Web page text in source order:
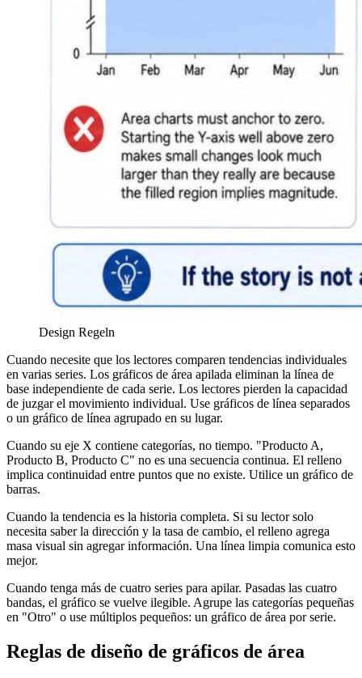
Design Regeln
Cuando necesite que los lectores comparen tendencias individuales
en varias series. Los gráficos de área apilada eliminan la línea de
base independiente de cada serie. Los lectores pierden la capacidad
de juzgar el movimiento individual. Use gráficos de línea separados
o un gráfico de línea agrupado en su lugar.
Cuando su eje X contiene categorías, no tiempo. "Producto A,
Producto B, Producto C" no es una secuencia continua. El relleno
implica continuidad entre puntos que no existe. Utilice un gráfico de
barras.
Cuando la tendencia es la historia completa. Si su lector solo
necesita saber la dirección y la tasa de cambio, el relleno agrega
masa visual sin agregar información. Una línea limpia comunica esto
mejor.
Cuando tenga más de cuatro series para apilar. Pasadas las cuatro
bandas, el gráfico se vuelve ilegible. Agrupe las categorías pequeñas
en "Otro" o use múltiplos pequeños: un gráfico de área por serie.
Reglas de diseño de gráficos de área